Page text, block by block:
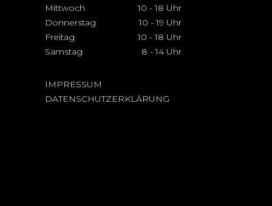
Mittwoch
10 - 18 Uhr
Donnerstag
10 - 19 Uhr
Freitag
10 - 18 Uhr
Samstag
8 - 14 Uhr
IMPRESSUM
DATENSCHUTZERKLÄRUNG